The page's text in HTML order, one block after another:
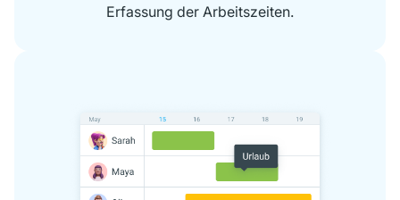
Erfassung der Arbeitszeiten.